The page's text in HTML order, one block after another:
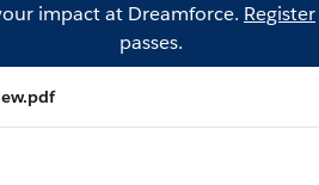
impact at Dreamforce. Register
passes.